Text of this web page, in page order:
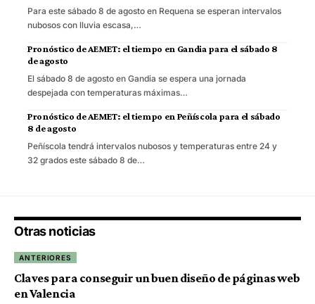
Para este sábado 8 de agosto en Requena se esperan intervalos
nubosos con lluvia escasa,…
Pronóstico de AEMET: el tiempo en Gandia para el sábado 8
de agosto
El sábado 8 de agosto en Gandia se espera una jornada
despejada con temperaturas máximas…
Pronóstico de AEMET: el tiempo en Peñíscola para el sábado
8 de agosto
Peñíscola tendrá intervalos nubosos y temperaturas entre 24 y
32 grados este sábado 8 de…
Otras noticias
ANTERIORES
Claves para conseguir un buen diseño de páginas web
en Valencia